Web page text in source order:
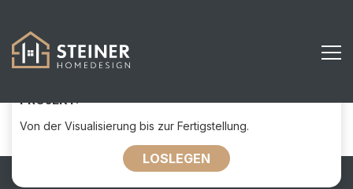
PROJEKT:
Von der Visualisierung bis zur Fertigstellung.
LOSLEGEN